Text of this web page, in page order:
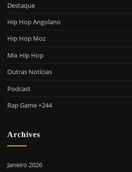
Destaque
Hip Hop Angolano
Hip Hop Moz
Mix Hip Hop
Outras Notícias
Podcast
Rap Game +244
Archives
Janeiro 2026